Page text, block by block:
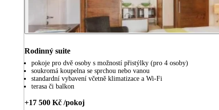
Rodinný suite
pokoje pro dvě osoby s možností přistýlky (pro 4 osoby)
soukromá koupelna se sprchou nebo vanou
standardní vybavení včetně klimatizace a Wi-Fi
terasa či balkon
+17 500 Kč /pokoj